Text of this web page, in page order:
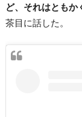
ど、それはともか
茶目に話した。